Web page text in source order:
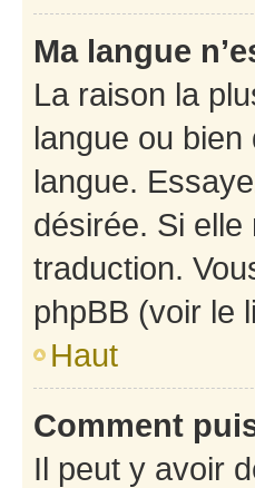
Ma langue
La raison la
langue ou bien
langue.
désirée. Si elle
traduction.
phpBB (voir le
Haut
Comment
Il peut y avoir